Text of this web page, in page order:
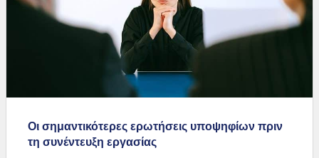
Οι σημαντικότερες ερωτήσεις υποψηφίων πριν
τη συνέντευξη εργασίας